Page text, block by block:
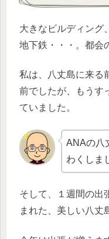
大きなビルディング
地下鉄・・・。都会
私は、八丈島に来る
前でしたが、もうす
ていました。
ANAの八
わくしま
そして、１週間の出
まれた、美しい八丈